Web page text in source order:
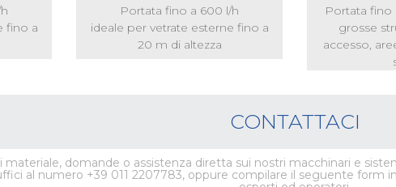
fino a
Portata fino a 600 l/h
ideale per vetrate esterne fino a
20 m di altezza
Portata fino
grosse
accesso,
CONTATTACI
materiale, domande o assistenza diretta sui nostri macchinari e
al numero +39 011 2207783, oppure compilare il seguente form